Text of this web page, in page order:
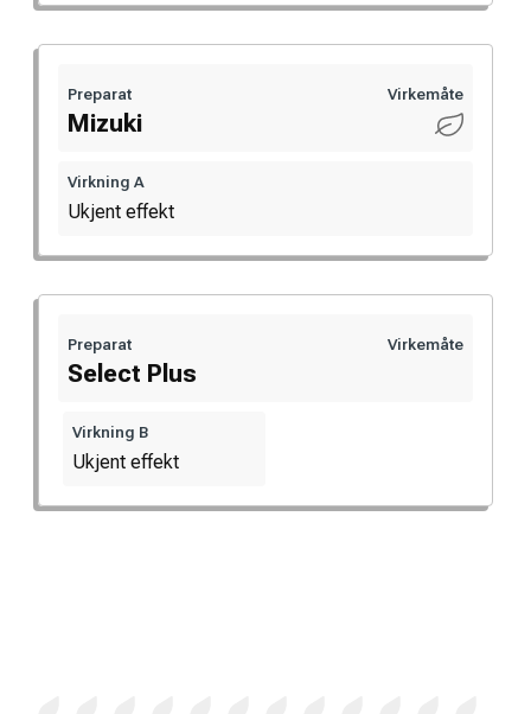
Preparat
Mizuki
Virkemåte
Virkning A
Ukjent effekt
Preparat
Select Plus
Virkemåte
Virkning B
Ukjent effekt